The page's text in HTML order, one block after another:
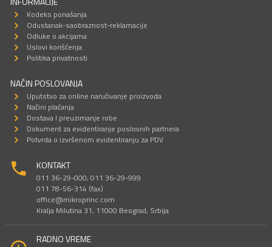
Kodeks ponašanja
Odustanak-saobraznost-reklamacije
Odluke o akcijama
Uslovi korišćenja
Politika privatnosti
NAČIN POSLOVANJA
Uputstvo za online naručivanje proizvoda
Načini plaćanja
Dostava I preuzimanje robe
Dokument za evidentiranje poslovnih partnera
Potvrda o izvršenom evidentiranju za PDV
KONTAKT
011 36-29-000; 011 36-29-999
011 78-56-314 (fax)
office@mikroprinc.com
Kralja Milutina 31, 11000 Beograd, Srbija
RADNO VREME